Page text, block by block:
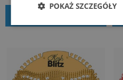
POKAŻ SZCZEGÓŁY